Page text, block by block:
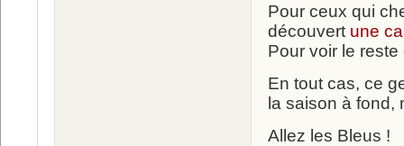
Pour ceux qui
découvert une
Pour voir le
En tout cas, ce
la saison à fond,
Allez les Bleus !